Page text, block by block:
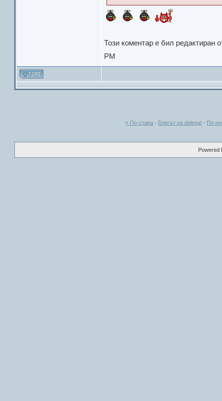
Този коментар е бил редактиран
PM
« По-стара · Блогът на delegat · По-
Powered